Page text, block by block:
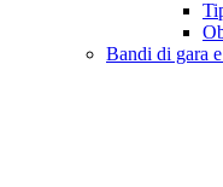
Bandi di gara